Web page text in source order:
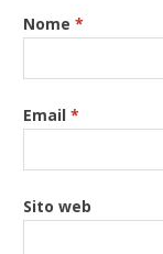
Nome*
Email*
Sito web